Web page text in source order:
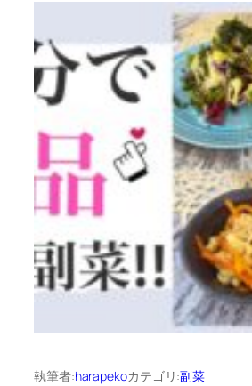
執筆者:harapekoカテゴリ:副菜